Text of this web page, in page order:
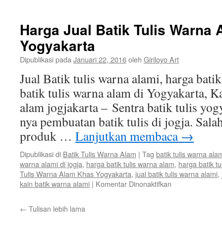
Harga Jual Batik Tulis Warna
Yogyakarta
Dipublikasi pada Januari 22, 2016oleh Giriloyo Art
Jual Batik tulis warna alami, harga
batik tulis warna alam di Yogyakarta,
alam jogjakarta – Sentra batik tulis
nya pembuatan batik tulis di jogja.
produk … Lanjutkan membaca →
Dipublikasi di Batik Tulis Warna Alam | Tag batik tulis warna
warna alami di jogja, harga batik tulis warna alam, harga batik
Tulis Warna Alam Khas Yogyakarta, jual batik tulis warna alami,
kain batik warna alami | Komentar Dinonaktifkan
← Tulisan lebih lama